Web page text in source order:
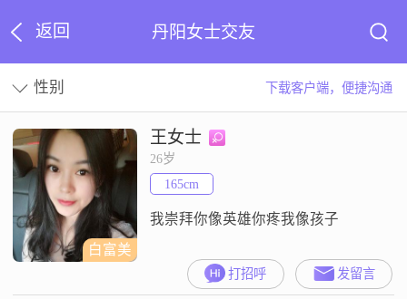
返回 丹阳女士交友
性别 下载客户端，便捷沟通
白富美
王女士
26岁
165cm
我崇拜你像英雄你疼我像孩子
打招呼 发留言